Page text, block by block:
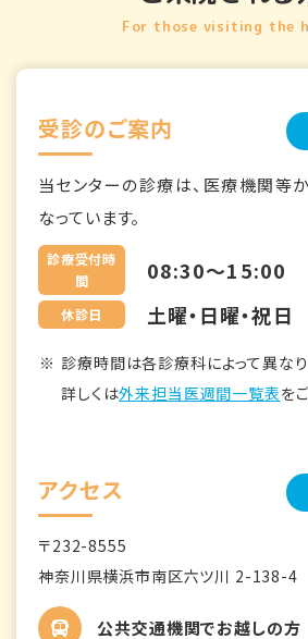
For those visiting the
受診のご案内
当センターの診療は、医療機関等
なっています。
診療受付時
間
08:30～15:00
休診日 土曜・日曜・祝日
診療時間は各診療科によって異なり
詳しくは外来担当医週間一覧表を
アクセス
〒232-8555
神奈川県横浜市南区六ツ川 2-138-4
公共交通機関でお越しの方